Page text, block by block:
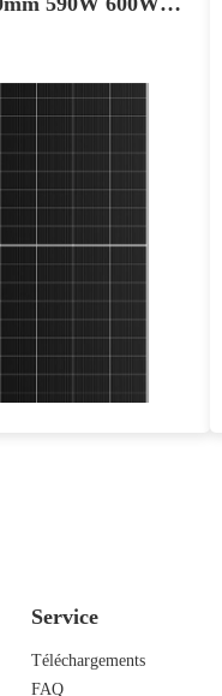
de 25 ans
Service
Téléchargements
FAQ